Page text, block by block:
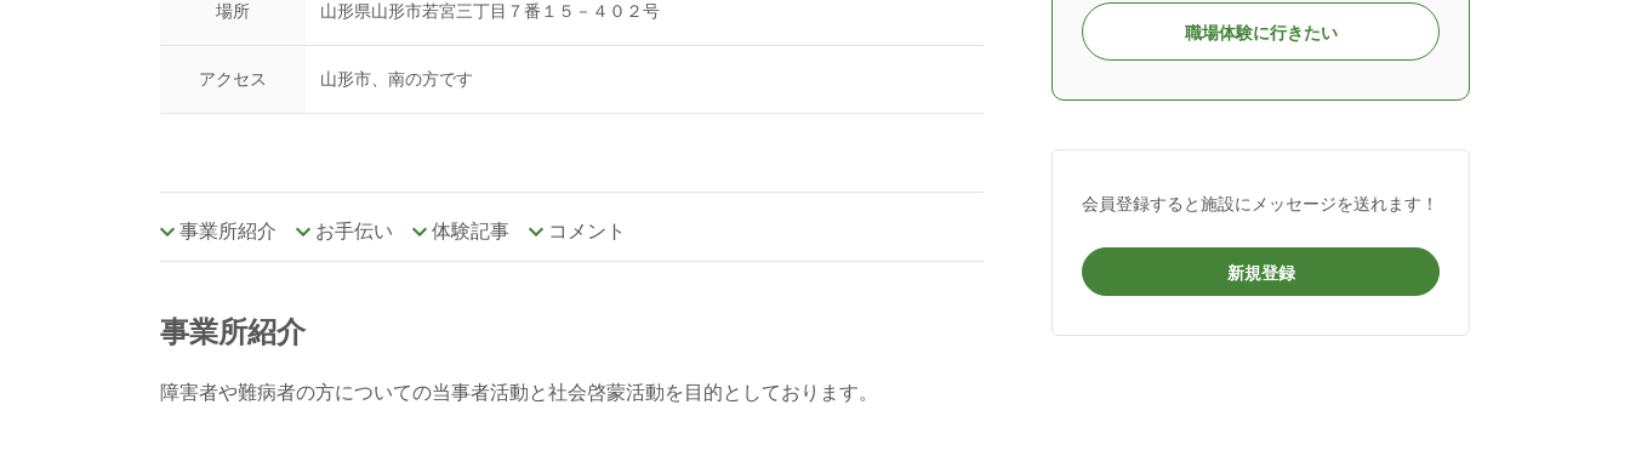
場所 山形県山形市若宮三丁目７番１５－４０２号
アクセス 山形市、南の方です
事業所紹介 お手伝い 体験記事 コメント
事業所紹介
障害者や難病者の方についての当事者活動と社会啓蒙活動を目的としております。
職場体験に行きたい
会員登録すると施設にメッセージを送れます！
新規登録